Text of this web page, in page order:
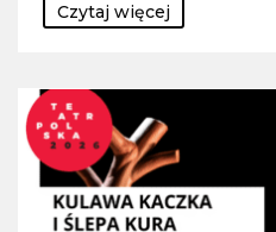
Czytaj więcej